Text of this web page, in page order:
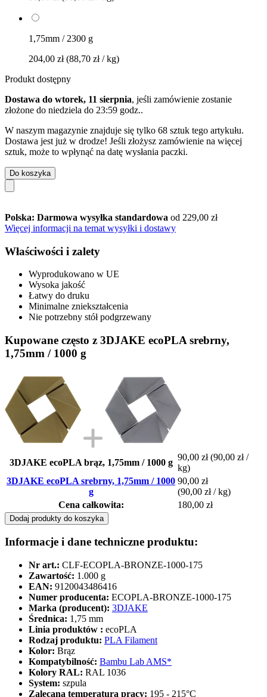
1,75mm / 2300 g
204,00 zł(88,70 zł / kg)
Produkt dostępny
Dostawa do wtorek, 11 sierpnia, jeśli zamówienie zostanie
złożone do niedziela do 23:59 godz..
W naszym magazynie znajduje się tylko 68 sztuk tego artykułu.
Dostawa jest już w drodze! Jeśli złożysz zamówienie na więcej
sztuk, może to wpłynąć na datę wysłania paczki.
Do koszyka
Polska: Darmowa wysyłka standardowa od 229,00 zł
Więcej informacji na temat wysyłki i dostawy
Właściwości i zalety
Wyprodukowano w UE
Wysoka jakość
Łatwy do druku
Minimalne zniekształcenia
Nie potrzebny stół podgrzewany
Kupowane często z 3DJAKE ecoPLA srebrny,
1,75mm / 1000 g
3DJAKE ecoPLA brąz, 1,75mm / 1000 g
90,00 zł (90,00 zł /
kg)
3DJAKE ecoPLA srebrny, 1,75mm / 1000
g
90,00 zł
(90,00 zł / kg)
Cena całkowita:
180,00 zł
Dodaj produkty do koszyka
Informacje i dane techniczne produktu:
Nr art.: CLF-ECOPLA-BRONZE-1000-175
Zawartość: 1.000 g
EAN: 9120043486416
Numer producenta: ECOPLA-BRONZE-1000-175
Marka (producent): 3DJAKE
Średnica: 1,75 mm
Linia produktów : ecoPLA
Rodzaj produktu: PLA Filament
Kolor: Brąz
Kompatybilność: Bambu Lab AMS*
Kolory RAL: RAL 1036
System: szpula
Zalecana temperatura pracy: 195 - 215°C